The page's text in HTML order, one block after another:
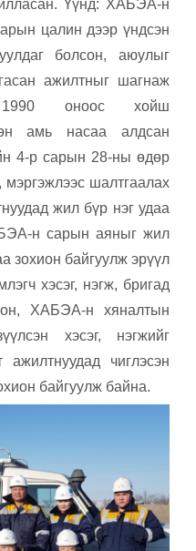
Үүнд: ХАБЭА-н
цалин дээр үндсэн
болсон, аюулыг
ажилтныг шагнаж
1990 оноос хойш
амь насаа алдсан
4-р сарын 28-ны өдөр
мэргэжлээс шалтгаалах
жил бүр нэг удаа
н сарын аяныг жил
зохион байгуулж эрүүл
хэсэг, нэгж, бригад
ХАБЭА-н хяналтын
хэсэг, нэгжийг
чиглэсэн
байгуулж байна.